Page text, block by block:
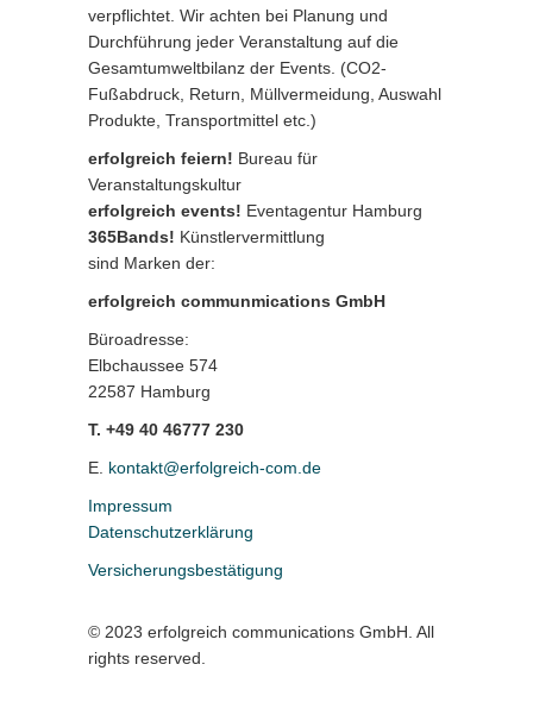
verpflichtet. Wir achten bei Planung und
Durchführung jeder Veranstaltung auf die
Gesamtumweltbilanz der Events. (CO2-
Fußabdruck, Return, Müllvermeidung, Auswahl
Produkte, Transportmittel etc.)
erfolgreich feiern! Bureau für
Veranstaltungskultur
erfolgreich events! Eventagentur Hamburg
365Bands! Künstlervermittlung
sind Marken der:
erfolgreich communmications GmbH
Büroadresse:
Elbchaussee 574
22587 Hamburg
T. +49 40 46777 230
E. kontakt@erfolgreich-com.de
Impressum
Datenschutzerklärung
Versicherungsbestätigung
© 2023 erfolgreich communications GmbH. All
rights reserved.